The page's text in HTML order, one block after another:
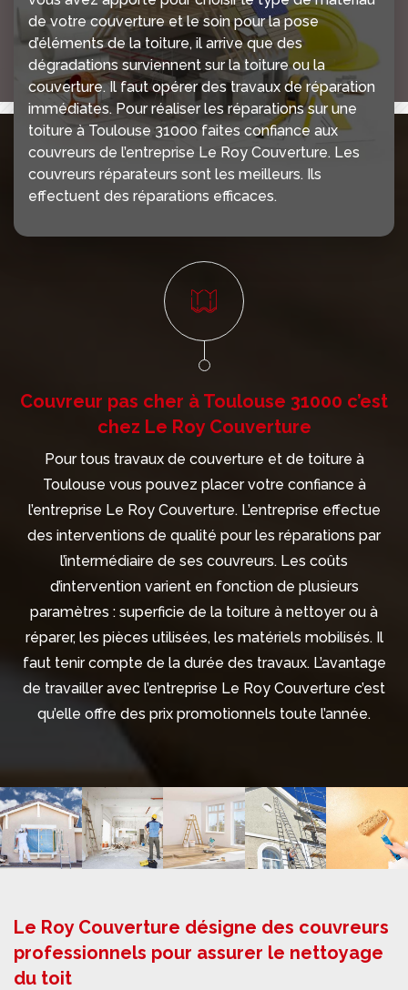
de votre couverture et le soin pour la pose
d’éléments de la toiture, il arrive que des
dégradations surviennent sur la toiture ou la
couverture. Il faut opérer des travaux de réparation
immédiates. Pour réaliser les réparations sur une
toiture à Toulouse 31000 faites confiance aux
couvreurs de l’entreprise Le Roy Couverture. Les
couvreurs réparateurs sont les meilleurs. Ils
effectuent des réparations efficaces.
Couvreur pas cher à Toulouse 31000 c’est
chez Le Roy Couverture
Pour tous travaux de couverture et de toiture à
Toulouse vous pouvez placer votre confiance à
l’entreprise Le Roy Couverture. L’entreprise effectue
des interventions de qualité pour les réparations par
l’intermédiaire de ses couvreurs. Les coûts
d’intervention varient en fonction de plusieurs
paramètres : superficie de la toiture à nettoyer ou à
réparer, les pièces utilisées, les matériels mobilisés. Il
faut tenir compte de la durée des travaux. L’avantage
de travailler avec l’entreprise Le Roy Couverture c’est
qu’elle offre des prix promotionnels toute l’année.
Le Roy Couverture désigne des couvreurs
professionnels pour assurer le nettoyage
du toit